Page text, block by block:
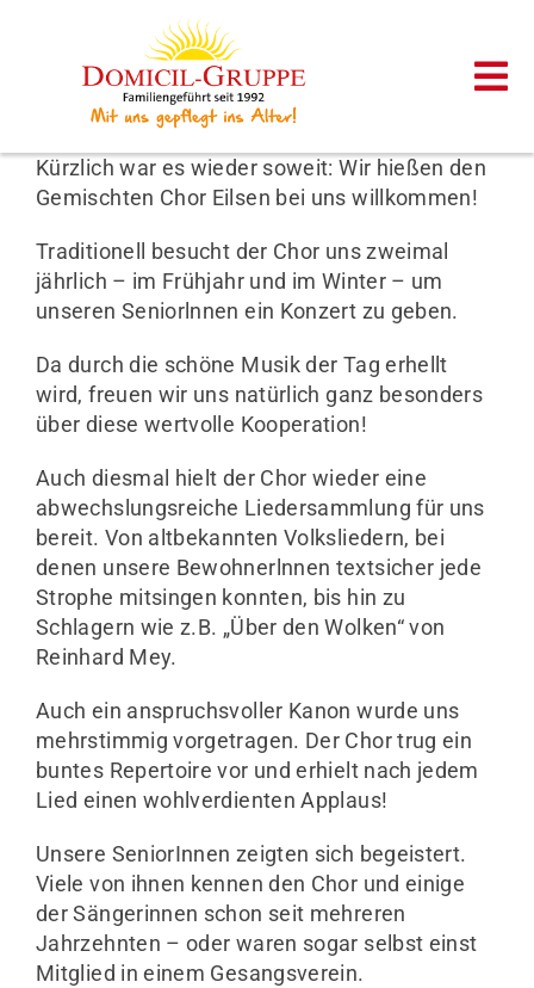
springen
Startseite
Unsere Häuser
Karriere
Aktuelles
Unternehmen
Kontakt
Kürzlich war es wieder soweit: Wir hießen den
Gemischten Chor Eilsen bei uns willkommen!
Traditionell besucht der Chor uns zweimal
jährlich – im Frühjahr und im Winter – um
unseren Seniorlnnen ein Konzert zu geben.
Da durch die schöne Musik der Tag erhellt
wird, freuen wir uns natürlich ganz besonders
über diese wertvolle Kooperation!
Auch diesmal hielt der Chor wieder eine
abwechslungsreiche Liedersammlung für uns
bereit. Von altbekannten Volksliedern, bei
denen unsere Bewohnerlnnen textsicher jede
Strophe mitsingen konnten, bis hin zu
Schlagern wie z.B. „Über den Wolken“ von
Reinhard Mey.
Auch ein anspruchsvoller Kanon wurde uns
mehrstimmig vorgetragen. Der Chor trug ein
buntes Repertoire vor und erhielt nach jedem
Lied einen wohlverdienten Applaus!
Unsere SeniorInnen zeigten sich begeistert.
Viele von ihnen kennen den Chor und einige
der Sängerinnen schon seit mehreren
Jahrzehnten – oder waren sogar selbst einst
Mitglied in einem Gesangsverein.